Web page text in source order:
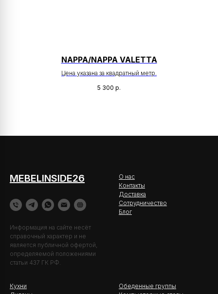
NAPPA/NAPPA VALETTA
Цена указана за квадратный метр.
5 300 р.
MEBELINSIDE26
Информация на сайте несёт
справочный характер и не
является публичной офертой,
определяемой положениями
статьи 437 ГК РФ.
О нас
Контакты
Доставка
Сотрудничество
Блог
Кухни
Обеденные группы